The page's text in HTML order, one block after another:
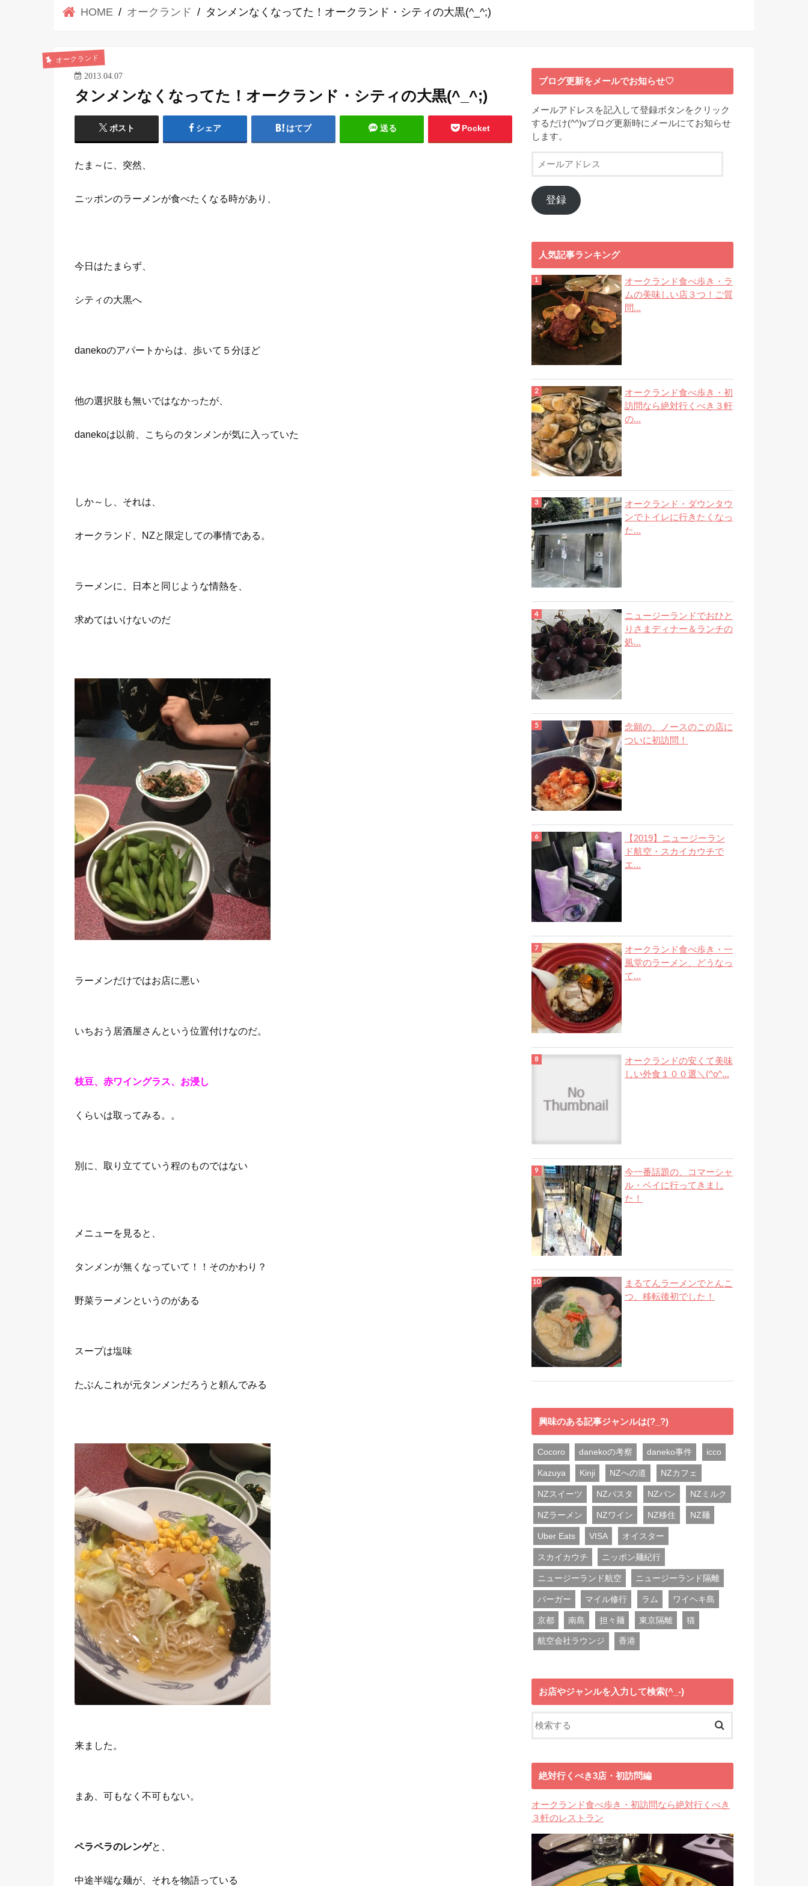
HOME オークランド タンメンなくなってた！オークランド・シティの大黒(^_^;)
オークランド
2013.04.07
タンメンなくなってた！オークランド・シティの大黒(^_^;)
ポスト シェア はてブ 送る Pocket
たま～に、突然、
ニッポンのラーメンが食べたくなる時があり、
今日はたまらず、
シティの大黒へ
danekoのアパートからは、歩いて５分ほど
他の選択肢も無いではなかったが、
danekoは以前、こちらのタンメンが気に入っていた
しか～し、それは、
オークランド、NZと限定しての事情である。
ラーメンに、日本と同じような情熱を、
求めてはいけないのだ
ラーメンだけではお店に悪い
いちおう居酒屋さんという位置付けなのだ。
枝豆、赤ワイングラス、お浸し
くらいは取ってみる。。
別に、取り立てていう程のものではない
メニューを見ると、
タンメンが無くなっていて！！そのかわり？
野菜ラーメンというのがある
スープは塩味
たぶんこれが元タンメンだろうと頼んでみる
来ました。
まあ、可もなく不可もない。
ペラペラのレンゲと、
中途半端な麺が、それを物語っている
ブログ更新をメールでお知らせ♡
メールアドレスを記入して登録ボタンをクリック
するだけ(^^)vブログ更新時にメールにてお知らせ
します。
ー
ア
ド
登録
人気記事ランキング
オークランド食べ歩き・ラ
ムの美味しい店３つ！ご質
問...
オークランド食べ歩き・初
訪問なら絶対行くべき３軒
の...
オークランド・ダウンタウ
ンでトイレに行きたくなっ
た...
ニュージーランドでおひと
りさまディナー＆ランチの
処...
念願の、ノースのこの店に
ついに初訪問！
【2019】ニュージーラン
ド航空・スカイカウチで
エ...
オークランド食べ歩き・一
風堂のラーメン、どうなっ
て...
オークランドの安くて美味
しい外食１００選＼(^o^...
今一番話題の、コマーシャ
ル・ベイに行ってきまし
た！
まるてんラーメンでとんこ
つ、移転後初でした！
興味のある記事ジャンルは(?_?)
Cocoro danekoの考察 daneko事件 icco
Kazuya Kinji NZへの道 NZカフェ
NZスイーツ NZパスタ NZパン NZミルク
NZラーメン NZワイン NZ移住 NZ麺
Uber Eats VISA オイスター
スカイカウチ ニッポン麺紀行
ニュージーランド航空 ニュージーランド隔離
バーガー マイル修行 ラム ワイヘキ島
京都 南島 担々麺 東京隔離 猫
航空会社ラウンジ 香港
お店やジャンルを入力して検索(^_-)
絶対行くべき3店・初訪問編
オークランド食べ歩き・初訪問なら絶対行くべき
３軒のレストラン